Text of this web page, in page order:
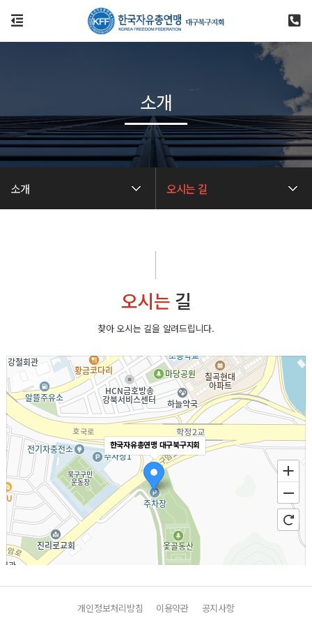
소개 오시는 길
소개
오시는 길
찾아 오시는 길을 알려드립니다.
한국자유총연맹 대구북구지회
개인정보처리방침 이용약관 공지사항